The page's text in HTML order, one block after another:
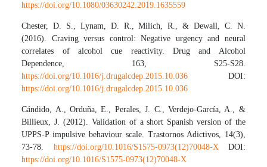
https://doi.org/10.1080/03630242.2019.1635559
Chester, D. S., Lynam, D. R., Milich, R., & Dewall, C. N.
(2016). Craving versus control: Negative urgency and neural
correlates of alcohol cue reactivity. Drug and Alcohol
Dependence, 163, S25-S28.
https://doi.org/10.1016/j.drugalcdep.2015.10.036 DOI:
https://doi.org/10.1016/j.drugalcdep.2015.10.036
Cándido, A., Orduña, E., Perales, J. C., Verdejo-García, A., &
Billieux, J. (2012). Validation of a short Spanish version of the
UPPS-P impulsive behaviour scale. Trastornos Adictivos, 14(3),
73-78. https://doi.org/10.1016/S1575-0973(12)70048-XDOI:
https://doi.org/10.1016/S1575-0973(12)70048-X